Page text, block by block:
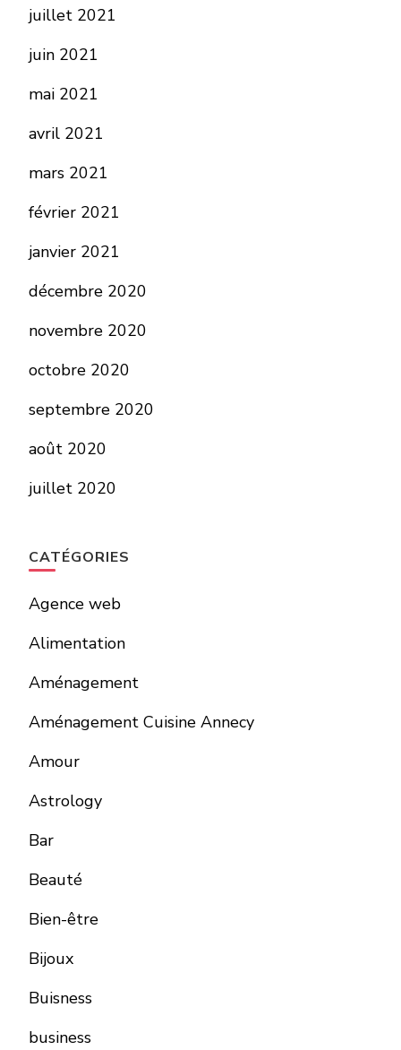
juillet 2021
juin 2021
mai 2021
avril 2021
mars 2021
février 2021
janvier 2021
décembre 2020
novembre 2020
octobre 2020
septembre 2020
août 2020
juillet 2020
CATÉGORIES
Agence web
Alimentation
Aménagement
Aménagement Cuisine Annecy
Amour
Astrology
Bar
Beauté
Bien-être
Bijoux
Buisness
business